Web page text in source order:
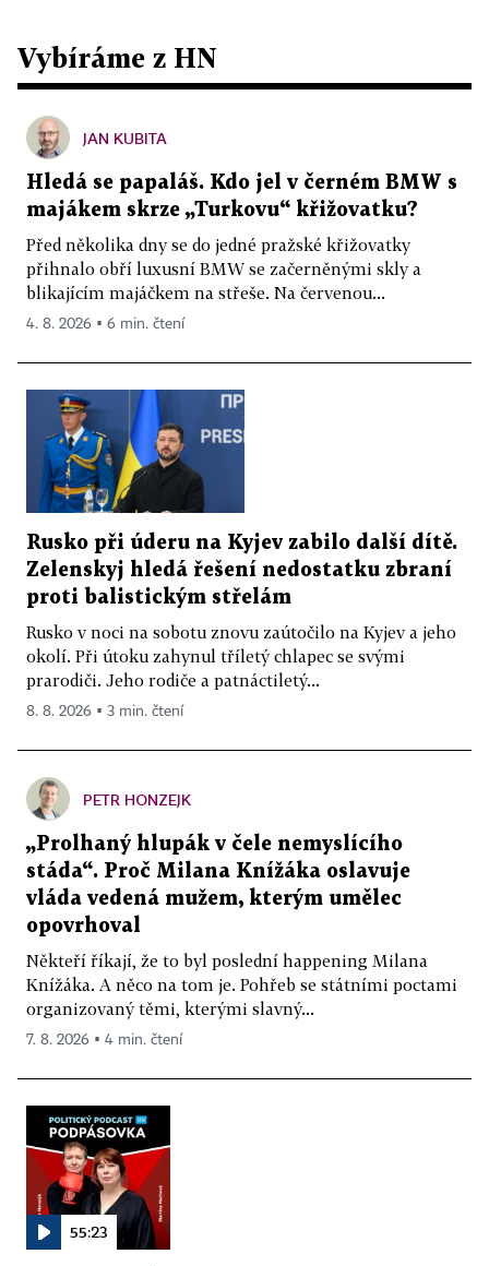
Vybíráme z HN
JAN KUBITA
Hledá se papaláš. Kdo jel v černém BMW s
majákem skrze „Turkovu“ křižovatku?
Před několika dny se do jedné pražské křižovatky
přihnalo obří luxusní BMW se začerněnými skly a
blikajícím majáčkem na střeše. Na červenou...
4. 8. 2026 ▪ 6 min. čtení
Rusko při úderu na Kyjev zabilo další dítě.
Zelenskyj hledá řešení nedostatku zbraní
proti balistickým střelám
Rusko v noci na sobotu znovu zaútočilo na Kyjev a jeho
okolí. Při útoku zahynul tříletý chlapec se svými
prarodiči. Jeho rodiče a patnáctiletý...
8. 8. 2026 ▪ 3 min. čtení
PETR HONZEJK
„Prolhaný hlupák v čele nemyslícího
stáda“. Proč Milana Knížáka oslavuje
vláda vedená mužem, kterým umělec
opovrhoval
Někteří říkají, že to byl poslední happening Milana
Knížáka. A něco na tom je. Pohřeb se státními poctami
organizovaný těmi, kterými slavný...
7. 8. 2026 ▪ 4 min. čtení
55:23